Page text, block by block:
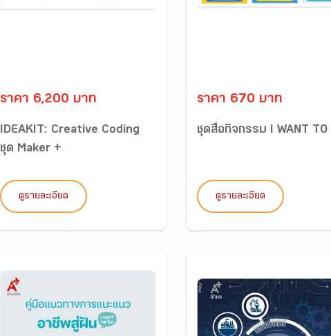
ราคา 6,200 บาท
IDEAKIT: Creative Coding
ชุด Maker +
ดูรายละเอียด
ราคา 670 บาท
ชุดสื่อกิจกรรม I WANT TO
ดูรายละเอียด